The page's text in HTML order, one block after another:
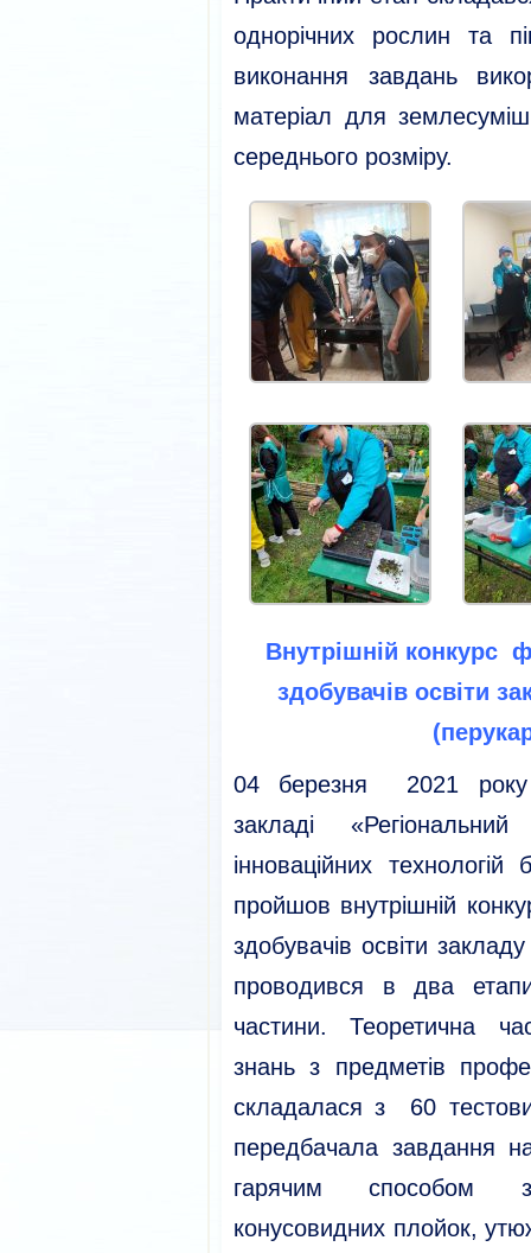
однорічних рослин та
виконання завдань
матеріал для
середнього розміру.
Внутрішній конкурс
здобувачів освіти
04 березня 2021 року
закладі
інноваційних технологій
пройшов внутрішній
здобувачів освіти
проводився в два
частини. Теоретична
знань з предметів
складалася з 60
передбачала завдання
гарячим способом
конусовидних плойок,